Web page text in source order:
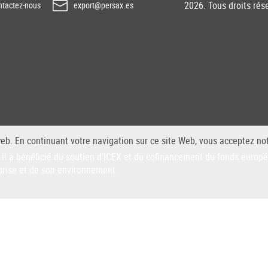
nous export@persax.es 2026. Tous droits
a bénéficié du soutien d'ICEX et du cofinancement du fonds
et de son environnement.
En continuant votre navigation sur ce site Web, vous acceptez